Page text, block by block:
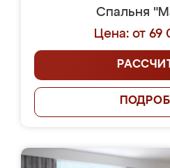
Спальня
Цена: от 69